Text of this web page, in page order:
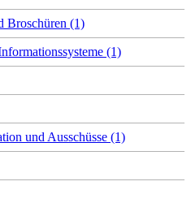
Broschüren (1)
(1)
und Ausschüsse (1)